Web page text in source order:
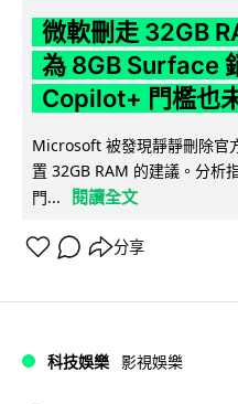
微軟刪走 32GB
為 8GB Surface
Copilot+ 門檻也
Microsoft 被發現靜靜刪除官
置 32GB RAM 的建議。分析
門...
閱讀全文
分享
科技娛樂 影視娛樂